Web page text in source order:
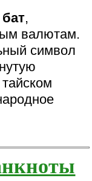
,
валютам.
символ